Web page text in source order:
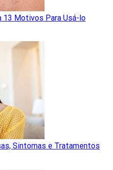
13 Motivos Para Usá-lo
Sintomas e Tratamentos